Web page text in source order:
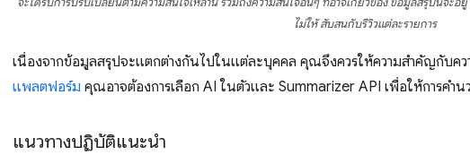
ไม่ให้ สับสนกับรีวิวแต่ละรายการ
เนื่องจากข้อมูลสรุปจะแตกต่างกันไปในแต่ละบุคคล คุณจึงควรให้ความสำคัญกับคว
แพลตฟอร์ม คุณอาจต้องการเลือก AI ในตัวและ Summarizer API เพื่อให้การค
แนวทางปฏิบัติแนะนำ